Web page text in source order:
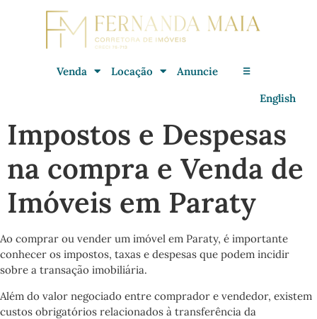
Venda Locação Anuncie ☰
English
Impostos e Despesas
na compra e Venda de
Imóveis em Paraty
Ao comprar ou vender um imóvel em Paraty, é importante
conhecer os impostos, taxas e despesas que podem incidir
sobre a transação imobiliária.
Além do valor negociado entre comprador e vendedor, existem
custos obrigatórios relacionados à transferência da